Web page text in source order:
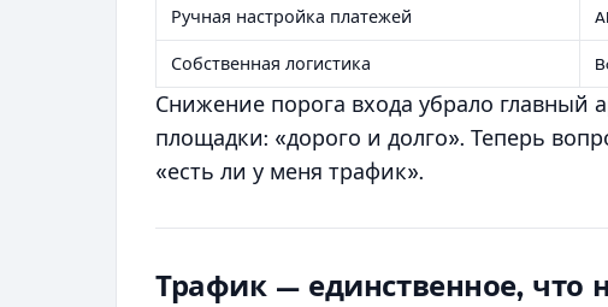
Ручная настройка платежей
Собственная логистика
Снижение порога входа убрало главный
площадки: «дорого и долго». Теперь
«есть ли у меня трафик».
Трафик — единственное, что